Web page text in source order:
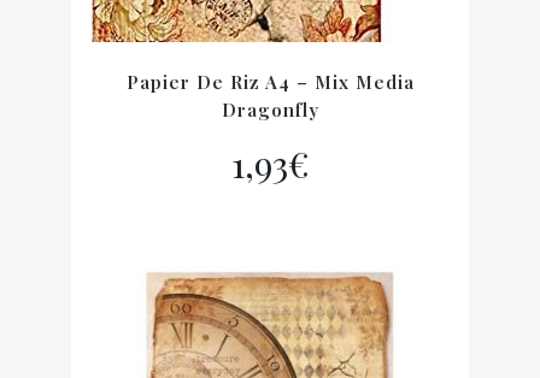
Papier De Riz A4 – Mix Media
Dragonfly
1,93€